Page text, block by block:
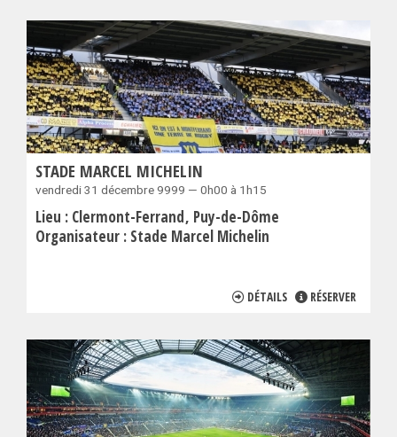
STADE MARCEL MICHELIN
vendredi 31 décembre 9999 — 0h00 à 1h15
Lieu : Clermont-Ferrand Puy-de-Dôme
Organisateur : Stade Marcel Michelin
DÉTAILS RÉSERVER